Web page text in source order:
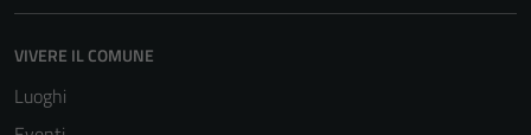
VIVERE IL COMUNE
Luoghi